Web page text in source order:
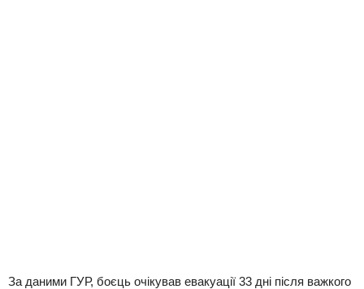
За даними ГУР, боєць очікував евакуації 33 дні після важкого